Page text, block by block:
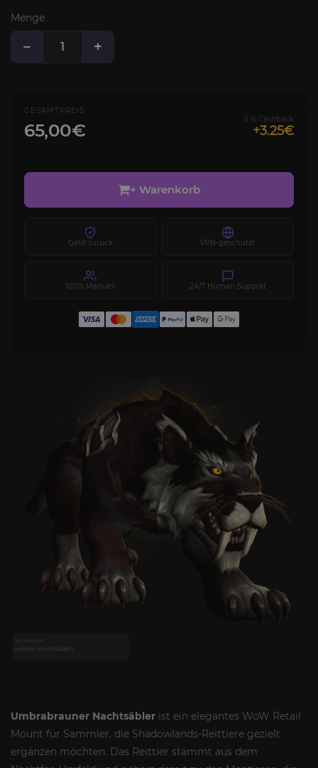
Menge
− +
GESAMTPREIS
65,00€
5 % Cashback
+3.25€
+ Warenkorb
Geld-zurück VPN-geschützt
100% Manuell 24/7 Human Support
Umbrabrauner Nachtsäbler ist ein elegantes WoW Retail
Mount für Sammler, die Shadowlands-Reittiere gezielt
ergänzen möchten. Das Reittier stammt aus dem